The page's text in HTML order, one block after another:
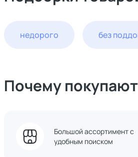
недорого без
Почему
Большой ассортимент с
удобным поиском